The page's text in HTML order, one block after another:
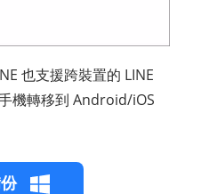
也支援跨裝置的 LINE
機轉移到 Android/iOS